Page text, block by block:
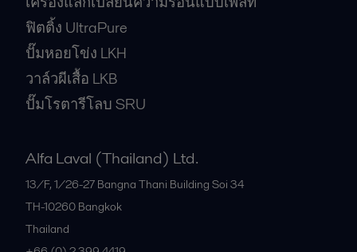
ฟิตติ้ง UltraPure
ปั๊มหอยโข่ง LKH
วาล์วผีเสื้อ LKB
ปั๊มโรตารีโลบ SRU
Alfa Laval (Thailand) Ltd.
13/F, 1/26-27 Bangna Thani Building Soi 34
TH-10260 Bangkok
Thailand